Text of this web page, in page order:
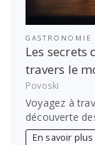
GASTRONOMIE
Les secrets
travers le
Povoski
Voyagez à
découverte
En savoir plus